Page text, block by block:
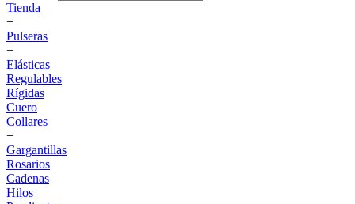
Tienda
+
Pulseras
+
Elásticas
Regulables
Rígidas
Cuero
Collares
+
Gargantillas
Rosarios
Cadenas
Hilos